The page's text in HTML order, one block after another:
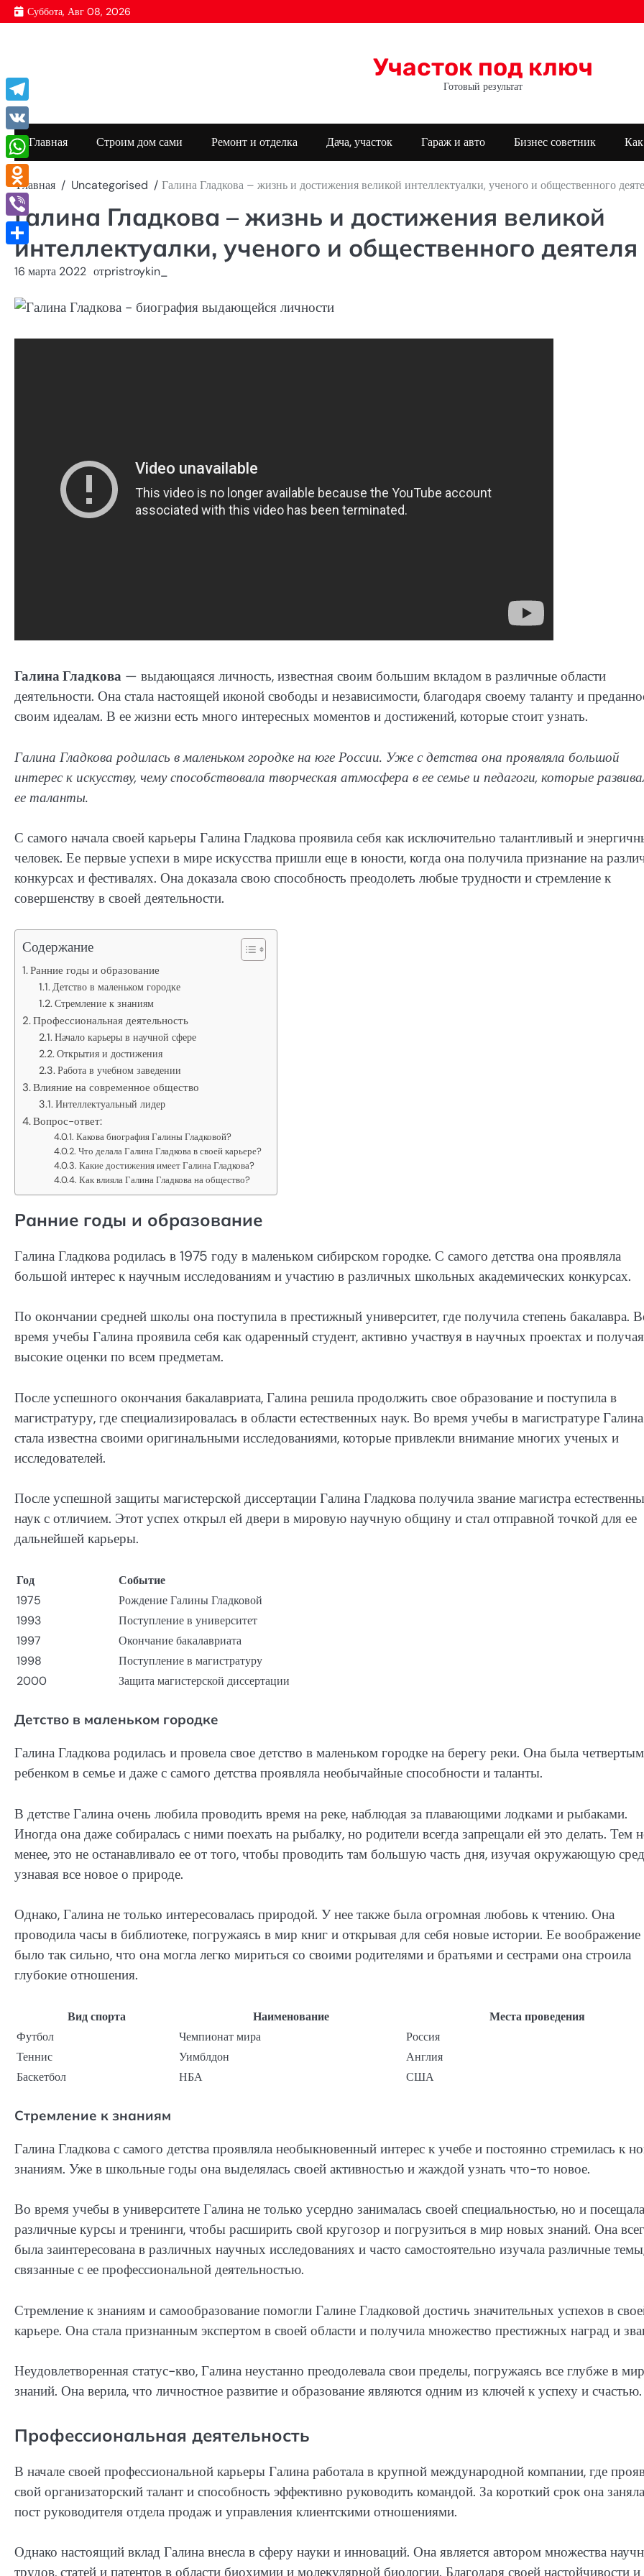
Перейти
к
Суббота, Авг 08, 2026
Участок под ключ
Готовый результат
Главная Строим дом сами Ремонт и отделка Дача, участок Гараж и авто Бизнес советник
Главная Uncategorised Галина Гладкова – жизнь и достижения великой интеллектуалки, ученого и общественного
Галина Гладкова – жизнь и достижения великой
интеллектуалки, ученого и общественного деятеля
16 марта 2022 отpristroykin_
Галина Гладкова — выдающаяся личность, известная своим большим вкладом в различные области
деятельности. Она стала настоящей иконой свободы и независимости, благодаря своему таланту и
своим идеалам. В ее жизни есть много интересных моментов и достижений, которые стоит узнать.
Галина Гладкова родилась в маленьком городке на юге России. Уже с детства она проявляла большой
интерес к искусству, чему способствовала творческая атмосфера в ее семье и педагоги, которые
ее таланты.
С самого начала своей карьеры Галина Гладкова проявила себя как исключительно талантливый и
человек. Ее первые успехи в мире искусства пришли еще в юности, когда она получила признание на
конкурсах и фестивалях. Она доказала свою способность преодолеть любые трудности и стремление к
совершенству в своей деятельности.
Содержание
Ранние годы и образование
Детство в маленьком городке
Стремление к знаниям
Профессиональная деятельность
Начало карьеры в научной сфере
Открытия и достижения
Работа в учебном заведении
Влияние на современное общество
Интеллектуальный лидер
Вопрос-ответ:
Какова биография Галины Гладковой?
Что делала Галина Гладкова в своей карьере?
Какие достижения имеет Галина Гладкова?
Как влияла Галина Гладкова на общество?
Ранние годы и образование
Галина Гладкова родилась в 1975 году в маленьком сибирском городке. С самого детства она проявляла
большой интерес к научным исследованиям и участию в различных школьных академических конкурсах.
По окончании средней школы она поступила в престижный университет, где получила степень бакалавра.
время учебы Галина проявила себя как одаренный студент, активно участвуя в научных проектах и получая
высокие оценки по всем предметам.
После успешного окончания бакалавриата, Галина решила продолжить свое образование и поступила в
магистратуру, где специализировалась в области естественных наук. Во время учебы в магистратуре Галина
стала известна своими оригинальными исследованиями, которые привлекли внимание многих ученых и
исследователей.
После успешной защиты магистерской диссертации Галина Гладкова получила звание магистра
наук с отличием. Этот успех открыл ей двери в мировую научную общину и стал отправной точкой для ее
дальнейшей карьеры.
Год
Событие
1975
Рождение Галины Гладковой
1993
Поступление в университет
1997
Окончание бакалавриата
1998
Поступление в магистратуру
2000
Защита магистерской диссертации
Детство в маленьком городке
Галина Гладкова родилась и провела свое детство в маленьком городке на берегу реки. Она была четвертым
ребенком в семье и даже с самого детства проявляла необычайные способности и таланты.
В детстве Галина очень любила проводить время на реке, наблюдая за плавающими лодками и рыбаками.
Иногда она даже собиралась с ними поехать на рыбалку, но родители всегда запрещали ей это делать. Тем
менее, это не останавливало ее от того, чтобы проводить там большую часть дня, изучая окружающую
узнавая все новое о природе.
Однако, Галина не только интересовалась природой. У нее также была огромная любовь к чтению. Она
проводила часы в библиотеке, погружаясь в мир книг и открывая для себя новые истории. Ее воображение
было так сильно, что она могла легко мириться со своими родителями и братьями и сестрами она строила
глубокие отношения.
Вид спорта Наименование
Места проведения
Футбол
Чемпионат мира
Россия
Теннис
Уимблдон
Англия
Баскетбол
НБА США
Стремление к знаниям
Галина Гладкова с самого детства проявляла необыкновенный интерес к учебе и постоянно стремилась к
знаниям. Уже в школьные годы она выделялась своей активностью и жаждой узнать что-то новое.
Во время учебы в университете Галина не только усердно занималась своей специальностью, но и посещала
различные курсы и тренинги, чтобы расширить свой кругозор и погрузиться в мир новых знаний. Она
была заинтересована в различных научных исследованиях и часто самостоятельно изучала различные
связанные с ее профессиональной деятельностью.
Стремление к знаниям и самообразование помогли Галине Гладковой достичь значительных успехов в
карьере. Она стала признанным экспертом в своей области и получила множество престижных наград и
Неудовлетворенная статус-кво, Галина неустанно преодолевала свои пределы, погружаясь все глубже в мир
знаний. Она верила, что личностное развитие и образование являются одним из ключей к успеху и счастью.
Профессиональная деятельность
В начале своей профессиональной карьеры Галина работала в крупной международной компании, где
свой организаторский талант и способность эффективно руководить командой. За короткий срок она заняла
пост руководителя отдела продаж и управления клиентскими отношениями.
Однако настоящий вклад Галина внесла в сферу науки и инноваций. Она является автором множества
трудов, статей и патентов в области биохимии и молекулярной биологии. Благодаря своей настойчивости и
Telegram
VK
WhatsApp
Odnoklassniki
Viber
Отправить